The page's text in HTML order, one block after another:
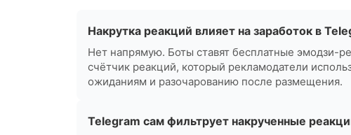
Накрутка реакций влияет на заработок в
Нет напрямую. Боты ставят бесплатные эмодзи-
счётчик реакций, который рекламодатели
ожиданиям и разочарованию после размещения.
Telegram сам фильтрует накрученные